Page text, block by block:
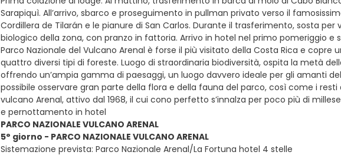
Sarapiquì. All’arrivo, sbarco e proseguimento in pullman privato verso il
Cordillera de Tilarán e le pianure di San Carlos. Durante il trasferimento, sosta
biologico della zona, con pranzo in fattoria. Arrivo in hotel nel primo pomeriggio e
Parco Nazionale del Vulcano Arenal è forse il più visitato della Costa Rica e
quattro diversi tipi di foreste. Luogo di straordinaria biodiversità, ospita la metà
offrendo un’ampia gamma di paesaggi, un luogo davvero ideale per gli amanti
possibile osservare gran parte della flora e della fauna del parco, così come i
vulcano Arenal, attivo dal 1968, il cui cono perfetto s’innalza per poco più di
e pernottamento in hotel
PARCO NAZIONALE VULCANO ARENAL
5° giorno - PARCO NAZIONALE VULCANO ARENAL
Sistemazione prevista: Parco Nazionale Arenal/La Fortuna hotel 4 stelle